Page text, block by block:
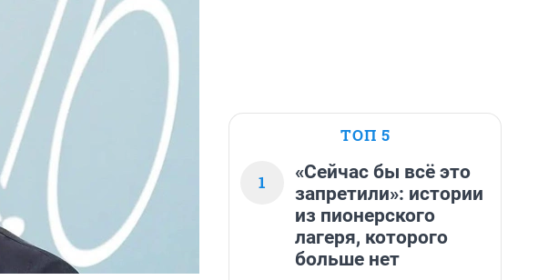
ТОП 5
1
«Сейчас бы всё это
запретили»: истории
из пионерского
лагеря, которого
больше нет